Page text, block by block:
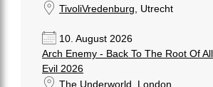
TivoliVredenburg, Utrecht
10. August 2026
Arch Enemy - Back To The Root Of All
Evil 2026
The Underworld , London